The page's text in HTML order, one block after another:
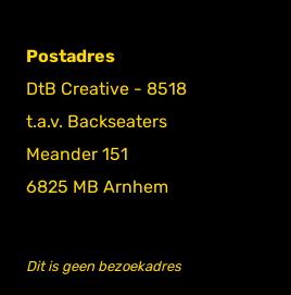
Postadres
DtB Creative - 8518
t.a.v. Backseaters
Meander 151
6825 MB Arnhem
Dit is geen bezoekadres